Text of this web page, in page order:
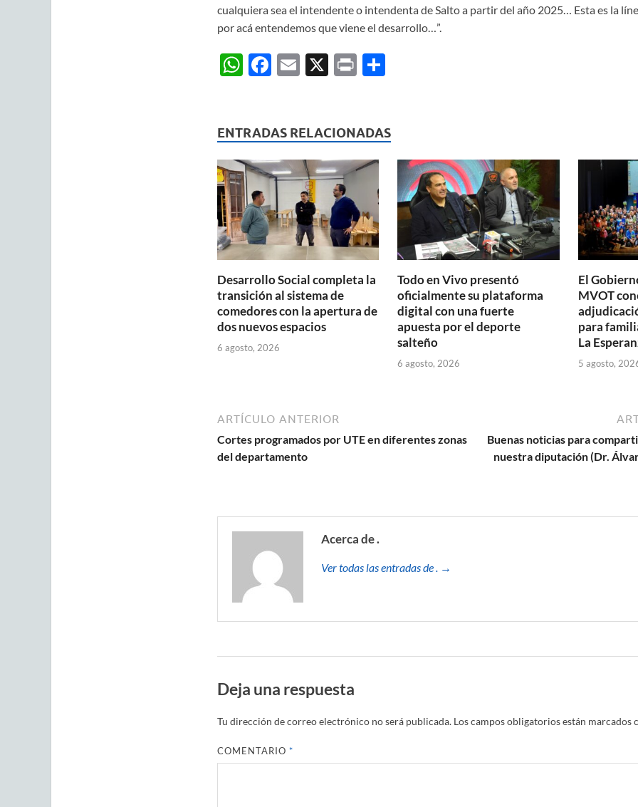
cualquiera sea el intendente o intendenta de Salto a partir del año 2025… Esta es la
por acá entendemos que viene el desarrollo…”.
W
s
A
p
p
F
b
o
o
k
E X P C
p
ar
ti
ENTRADAS RELACIONADAS
Desarrollo Social completa la
transición al sistema de
comedores con la apertura de
dos nuevos espacios
6 agosto, 2026
Todo en Vivo presentó
oficialmente su plataforma
digital con una fuerte
apuesta por el deporte
salteño
6 agosto, 2026
El
MVOT
para
La
5 agosto,
ARTÍCULO ANTERIOR
Cortes programados por UTE en diferentes zonas
del departamento
Buenas noticias para
nuestra diputación (Dr.
Acerca de .
Ver todas las entradas de . →
Deja una respuesta
Tu dirección de correo electrónico no será publicada. Los campos obligatorios están marcados
COMENTARIO *